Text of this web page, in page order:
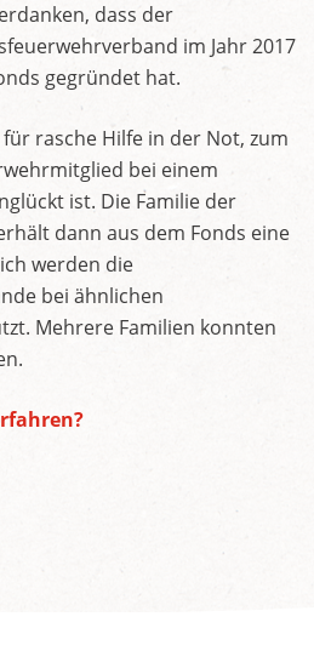
dass der
im Jahr 2017
gegründet hat.
rasche Hilfe in der Not, zum
bei einem
ist. Die Familie der
dann aus dem Fonds eine
werden die
bei ähnlichen
Mehrere Familien konnten